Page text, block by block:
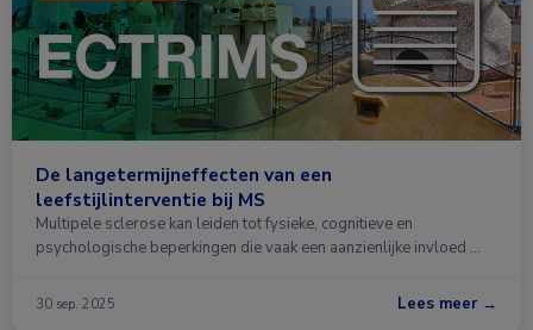
De langetermijneffecten van een
leefstijlinterventie bij MS
Multipele sclerose kan leiden tot fysieke, cognitieve en
psychologische beperkingen die vaak een aanzienlijke invloed …
30 sep. 2025 Lees meer →